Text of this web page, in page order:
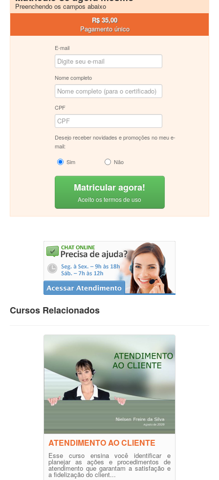
Preenchendo os campos abaixo
R$ 35,00
Pagamento único
E-mail
Nome completo
CPF
Desejo receber novidades e promoções no meu e-
mail:
Sim
Não
Matricular agora!
Aceito os termos de uso
Cursos Relacionados
ATENDIMENTO AO CLIENTE
Esse curso ensina você identificar e
planejar as ações e procedimentos de
atendimento que garantam a satisfação e
a fidelização do client...